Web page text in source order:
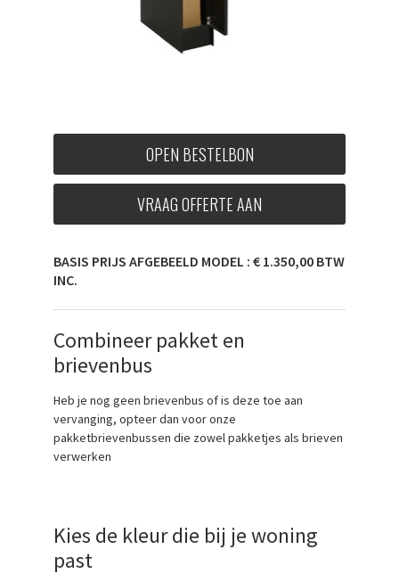
OPEN BESTELBON
VRAAG OFFERTE AAN
BASIS PRIJS AFGEBEELD MODEL : € 1.350,00 BTW
INC.
Combineer pakket en
brievenbus
Heb je nog geen brievenbus of is deze toe aan
vervanging, opteer dan voor onze
pakketbrievenbussen die zowel pakketjes als brieven
verwerken
Kies de kleur die bij je woning
past